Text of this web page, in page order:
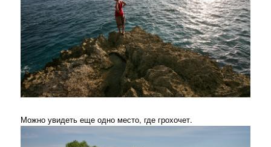
Можно увидеть еще одно место, где грохочет.